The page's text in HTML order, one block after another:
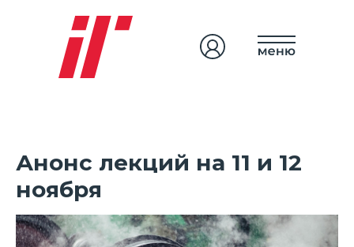
Анонс лекций на 11 и 12
ноября